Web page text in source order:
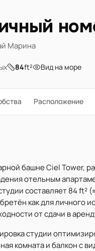
Марина
84ft² Вид на море
Расположение
башне Ciel Tower,
отельным
составляет 84 ft²
как для личного
от сдачи в
студии
комната и балкон с